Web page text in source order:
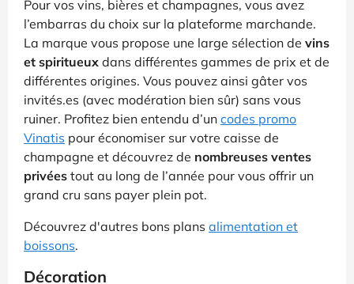
Pour vos vins, bières et champagnes, vous avez
l’embarras du choix sur la plateforme marchande.
La marque vous propose une large sélection de vins
et spiritueux dans différentes gammes de prix et de
différentes origines. Vous pouvez ainsi gâter vos
invités.es (avec modération bien sûr) sans vous
ruiner. Profitez bien entendu d’un codes promo
Vinatis pour économiser sur votre caisse de
champagne et découvrez de nombreuses ventes
privées tout au long de l’année pour vous offrir un
grand cru sans payer plein pot.
Découvrez d'autres bons plans alimentation et
boissons.
Décoration